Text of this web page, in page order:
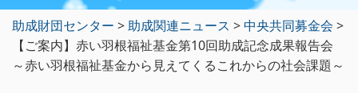
助成財団センター >助成関連ニュース >中央共同募金会 >
【ご案内】赤い羽根福祉基金第10回助成記念成果報告会
～赤い羽根福祉基金から見えてくるこれからの社会課題～